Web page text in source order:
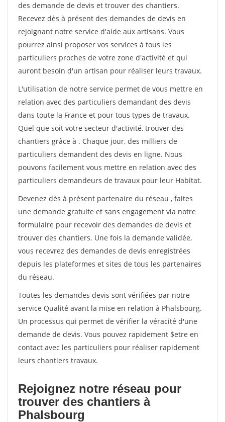
des demande de devis et trouver des chantiers.
Recevez dès à présent des demandes de devis en
rejoignant notre service d'aide aux artisans. Vous
pourrez ainsi proposer vos services à tous les
particuliers proches de votre zone d'activité et qui
auront besoin d'un artisan pour réaliser leurs travaux.
L'utilisation de notre service permet de vous mettre en
relation avec des particuliers demandant des devis
dans toute la France et pour tous types de travaux.
Quel que soit votre secteur d'activité, trouver des
chantiers grâce à . Chaque jour, des milliers de
particuliers demandent des devis en ligne. Nous
pouvons facilement vous mettre en relation avec des
particuliers demandeurs de travaux pour leur Habitat.
Devenez dès à présent partenaire du réseau , faites
une demande gratuite et sans engagement via notre
formulaire pour recevoir des demandes de devis et
trouver des chantiers. Une fois la demande validée,
vous recevrez des demandes de devis enregistrées
depuis les plateformes et sites de tous les partenaires
du réseau.
Toutes les demandes devis sont vérifiées par notre
service Qualité avant la mise en relation à Phalsbourg.
Un processus qui permet de vérifier la véracité d'une
demande de devis. Vous pouvez rapidement $etre en
contact avec les particuliers pour réaliser rapidement
leurs chantiers travaux.
Rejoignez notre réseau pour
trouver des chantiers à
Phalsbourg